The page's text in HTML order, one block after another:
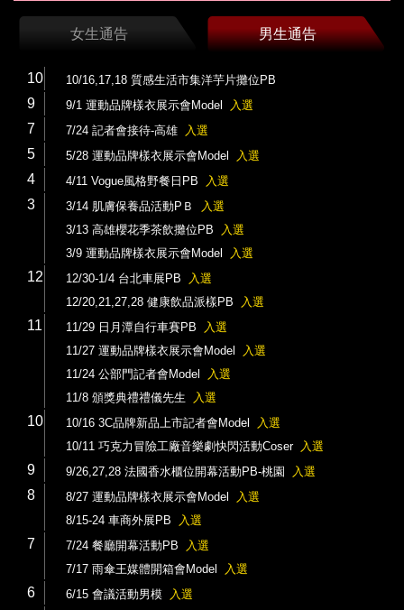
女生通告 男生通告
10 10/16,17,18 質感生活市集洋芋片攤位PB
9 9/1 運動品牌樣衣展示會Model 入選
7 7/24 記者會接待-高雄 入選
5 5/28 運動品牌樣衣展示會Model 入選
4 4/11 Vogue風格野餐日PB 入選
3 3/14 肌膚保養品活動PＢ
入選
3/13 高雄櫻花季茶飲攤位PB
入選
3/9 運動品牌樣衣展示會Model
入選
12 12/30-1/4 台北車展PB
入選
12/20,21,27,28 健康飲品派樣PB
入選
11 11/29 日月潭自行車賽PB
入選
11/27 運動品牌樣衣展示會Model
入選
11/24 公部門記者會Model
入選
11/8 頒獎典禮禮儀先生
入選
10 10/16 3C品牌新品上市記者會Model
入選
10/11 巧克力冒險工廠音樂劇快閃活動Coser 入選
9 9/26,27,28 法國香水櫃位開幕活動PB-桃園 入選
8 8/27 運動品牌樣衣展示會Model
入選
8/15-24 車商外展PB
入選
7 7/24 餐廳開幕活動PB
入選
7/17 雨傘王媒體開箱會Model
入選
6 6/15 會議活動男模 入選